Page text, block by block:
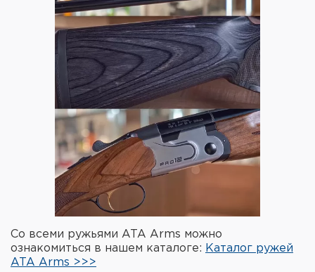
Со всеми ружьями ATA Arms можно
ознакомиться в нашем каталоге: Каталог ружей
ATA Arms >>>